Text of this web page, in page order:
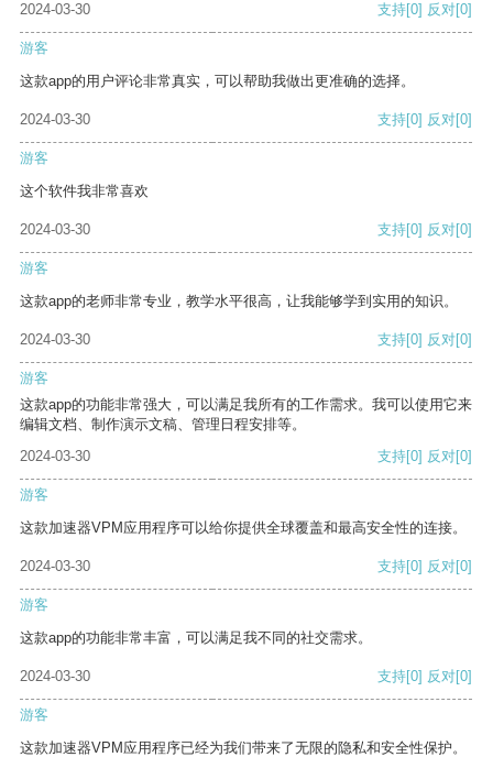
2024-03-30 支持[0] 反对[0]
游客
这款app的用户评论非常真实，可以帮助我做出更准确的选择。
2024-03-30 支持[0] 反对[0]
游客
这个软件我非常喜欢
2024-03-30 支持[0] 反对[0]
游客
这款app的老师非常专业，教学水平很高，让我能够学到实用的知识。
2024-03-30 支持[0] 反对[0]
游客
这款app的功能非常强大，可以满足我所有的工作需求。我可以使用它来
编辑文档、制作演示文稿、管理日程安排等。
2024-03-30
支持[0] 反对[0]
游客
这款加速器VPM应用程序可以给你提供全球覆盖和最高安全性的连接。
2024-03-30 支持[0] 反对[0]
游客
这款app的功能非常丰富，可以满足我不同的社交需求。
2024-03-30 支持[0] 反对[0]
游客
这款加速器VPM应用程序已经为我们带来了无限的隐私和安全性保护。